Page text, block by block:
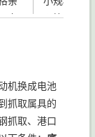
交
预算有
机换成电池
抓取属具的
抓取、港口